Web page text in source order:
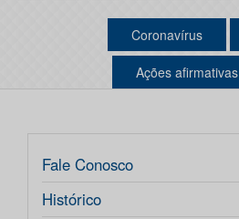
Coronavírus
Ações afirmativas
Fale Conosco
Histórico